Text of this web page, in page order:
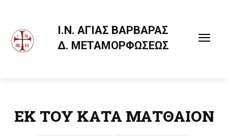
Ι.Ν. ΑΓΙΑΣ ΒΑΡΒΑΡΑΣ
Δ. ΜΕΤΑΜΟΡΦΩΣΕΩΣ
ΕΚ ΤΟΥ ΚΑΤΑ ΜΑΤΘΑΙΟΝ